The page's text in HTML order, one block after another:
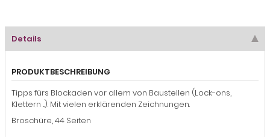
Details
PRODUKTBESCHREIBUNG
Tipps fürs Blockaden vor allem von Baustellen (Lock-ons,
Klettern ...). Mit vielen erklärenden Zeichnungen.
Broschüre, 44 Seiten